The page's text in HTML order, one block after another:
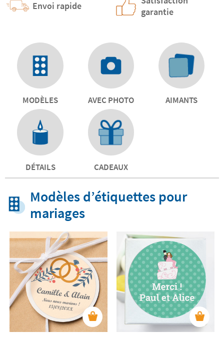
Envoi rapide
garantie
MODÈLES AVEC PHOTO AIMANTS
DÉTAILS CADEAUX
Modèles d’étiquettes pour
mariages